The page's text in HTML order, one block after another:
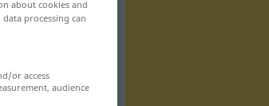
about cookies and
processing can
or access
audience